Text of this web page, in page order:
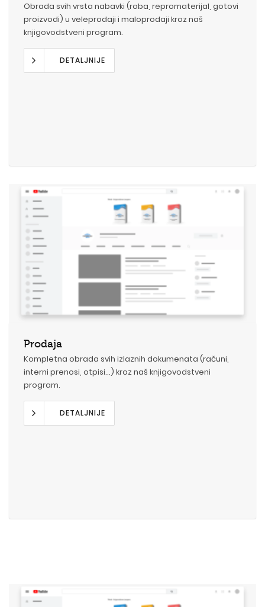
Obrada svih vrsta nabavki (roba, repromaterijal, gotovi
proizvodi) u veleprodaji i maloprodaji kroz naš
knjigovodstveni program.
DETALJNIJE
Prodaja
Kompletna obrada svih izlaznih dokumenata (računi,
interni prenosi, otpisi...) kroz naš knjigovodstveni
program.
DETALJNIJE